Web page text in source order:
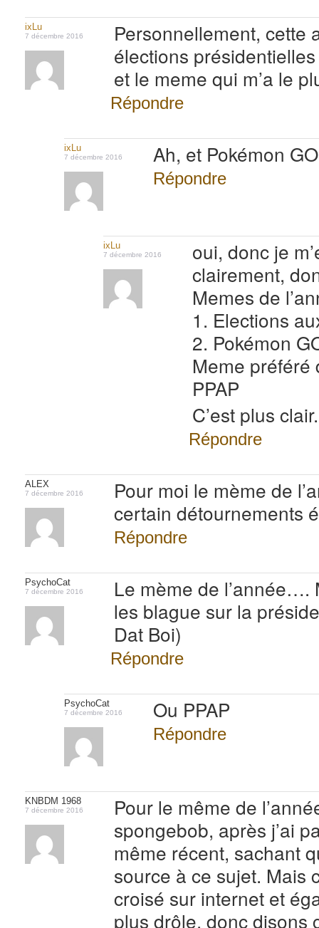
ixLu
7 décembre 2016
Personnellement, cette
élections
et le meme qui m’a le
Répondre
ixLu
7 décembre 2016 Ah, et Pokémon
Répondre
ixLu
7 décembre 2016
oui, donc je
clairement,
Memes de
1. Elections
2. Pokémon
Meme préféré
PPAP
C’est plus clair.
Répondre
ALEX
7 décembre 2016
Pour moi le mème de
certain détournements
Répondre
PsychoCat
7 décembre 2016
Le mème de l’année….
les blague sur la
Dat Boi)
Répondre
PsychoCat
7 décembre 2016 Ou PPAP
Répondre
KNBDM 1968
7 décembre 2016
Pour le même de
spongebob, après j’ai
même récent, sachant
source à ce sujet. Mais
croisé sur internet et
plus drôle, donc disons